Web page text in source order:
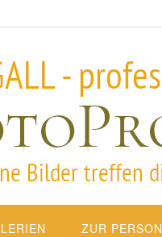
ZUR PERSON